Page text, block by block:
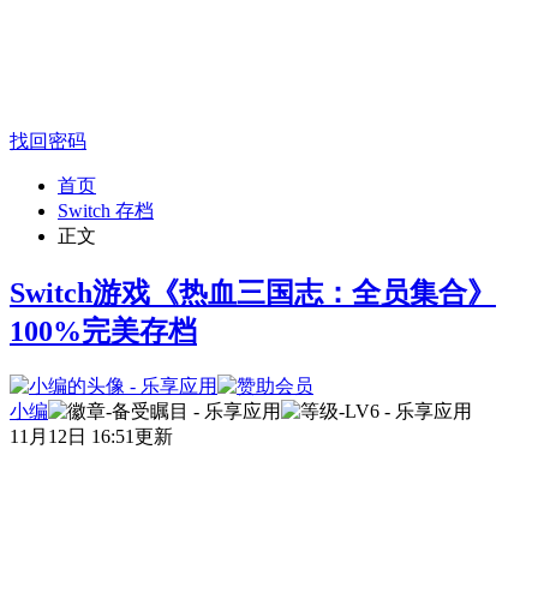
找回密码
首页
Switch 存档
正文
Switch游戏《热血三国志：全员集合》
100%完美存档
小编
11月12日 16:51更新